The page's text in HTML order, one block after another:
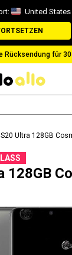
United States
Rücksendung für 30
Ultra 128GB
128GB